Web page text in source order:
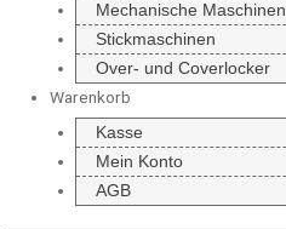
Mechanische Maschinen
Stickmaschinen
Over- und Coverlocker
Warenkorb
Kasse
Mein Konto
AGB